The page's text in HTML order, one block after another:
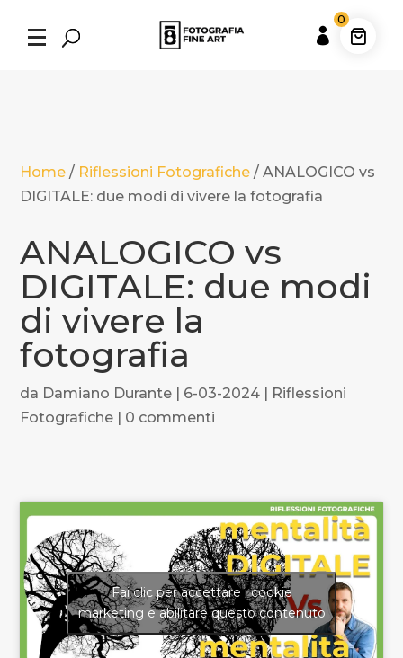

Home / Riflessioni Fotografiche /ANALOGICO vs
DIGITALE: due modi di vivere la fotografia
ANALOGICO vs
DIGITALE: due modi
di vivere la
fotografia
da Damiano Durante | 6-03-2024 | Riflessioni
Fotografiche | 0 commenti
Fai clic per accettare i cookie
marketing e abilitare questo contenuto
0